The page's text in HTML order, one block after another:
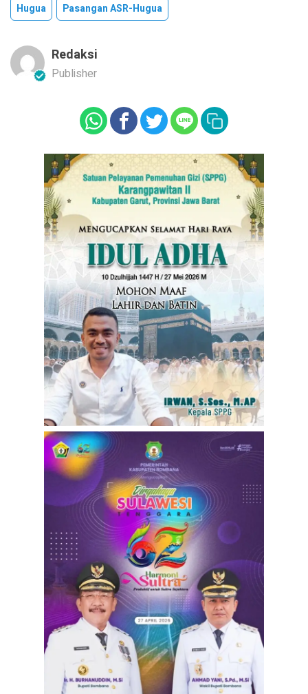
Hugua
Pasangan ASR-Hugua
Redaksi
Publisher